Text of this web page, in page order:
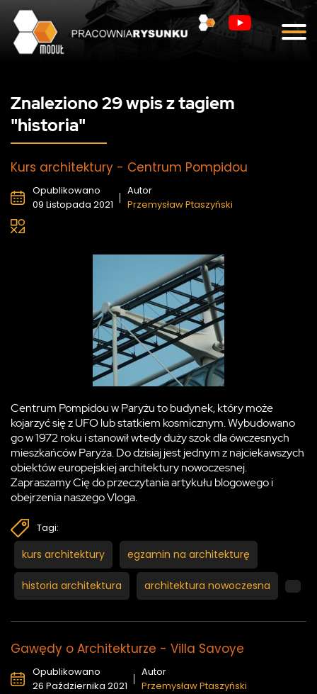
Kontakt
Znaleziono 29 wpis z tagiem
"historia"
Kurs architektury - Centrum Pompidou
Opublikowano
09 Listopada 2021
Autor
Przemysław Ptaszyński
Centrum Pompidou w Paryżu to budynek, który może
kojarzyć się z UFO lub statkiem kosmicznym. Wybudowano
go w 1972 roku i stanowił wtedy duży szok dla ówczesnych
mieszkańców Paryża. Do dzisiaj jest jednym z najciekawszych
obiektów europejskiej architektury nowoczesnej.
Zapraszamy Cię do przeczytania artykułu blogowego i
obejrzenia naszego Vloga.
Tagi:
kurs architektury egzamin na architekturę
historia architektura architektura nowoczesna
Gawędy o Architekturze - Villa Savoye
Opublikowano
26 Października 2021
Autor
Przemysław Ptaszyński